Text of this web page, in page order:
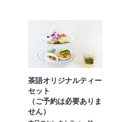
茶語オリジナルティー
セット
（ご予約は必要ありま
せん）